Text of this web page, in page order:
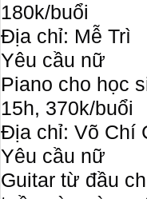
180k/buổi
Địa chỉ: Mễ Trì
Yêu cầu nữ
Piano cho học
15h, 370k/buổi
Địa chỉ: Võ Chí
Yêu cầu nữ
Guitar từ đầu